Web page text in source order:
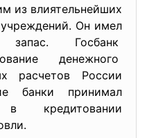
из влиятельнейших
учреждений. Он имел
Госбанк
денежного
расчетов России
банки принимал
кредитовании